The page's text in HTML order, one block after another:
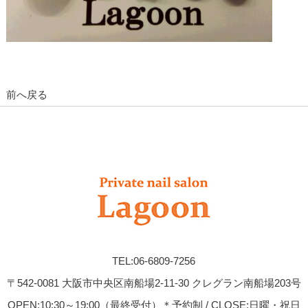
前へ戻る
TEL:06-6809-7256
〒542-0081 大阪市中央区南船場2-11-30 クレグラン南船場203号
OPEN:10:30～19:00（最終受付）＊予約制 / CLOSE:日曜・祝日